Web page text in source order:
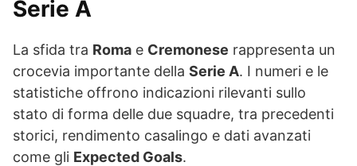
Serie A
La sfida tra Roma e Cremonese rappresenta un
crocevia importante della Serie A. I numeri e le
statistiche offrono indicazioni rilevanti sullo
stato di forma delle due squadre, tra precedenti
storici, rendimento casalingo e dati avanzati
come gli Expected Goals.